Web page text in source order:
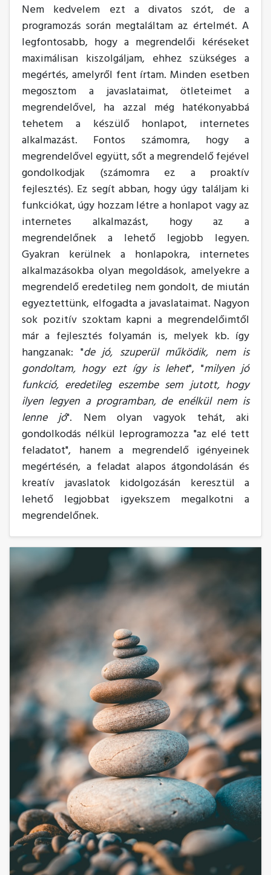
Nem kedvelem ezt a divatos szót, de a
programozás során megtaláltam az értelmét. A
legfontosabb, hogy a megrendelői kéréseket
maximálisan kiszolgáljam, ehhez szükséges a
megértés, amelyről fent írtam. Minden esetben
megosztom a javaslataimat, ötleteimet a
megrendelővel, ha azzal még hatékonyabbá
tehetem a készülő honlapot, internetes
alkalmazást. Fontos számomra, hogy a
megrendelővel együtt, sőt a megrendelő fejével
gondolkodjak (számomra ez a proaktív
fejlesztés). Ez segít abban, hogy úgy találjam ki
funkciókat, úgy hozzam létre a honlapot vagy az
internetes alkalmazást, hogy az a
megrendelőnek a lehető legjobb legyen.
Gyakran kerülnek a honlapokra, internetes
alkalmazásokba olyan megoldások, amelyekre a
megrendelő eredetileg nem gondolt, de miután
egyeztettünk, elfogadta a javaslataimat. Nagyon
sok pozitív szoktam kapni a megrendelőimtől
már a fejlesztés folyamán is, melyek kb. így
hangzanak: "de jó, szuperül működik, nem is
gondoltam, hogy ezt így is lehet", "milyen jó
funkció, eredetileg eszembe sem jutott, hogy
ilyen legyen a programban, de enélkül nem is
lenne jó". Nem olyan vagyok tehát, aki
gondolkodás nélkül leprogramozza "az elé tett
feladatot", hanem a megrendelő igényeinek
megértésén, a feladat alapos átgondolásán és
kreatív javaslatok kidolgozásán keresztül a
lehető legjobbat igyekszem megalkotni a
megrendelőnek.